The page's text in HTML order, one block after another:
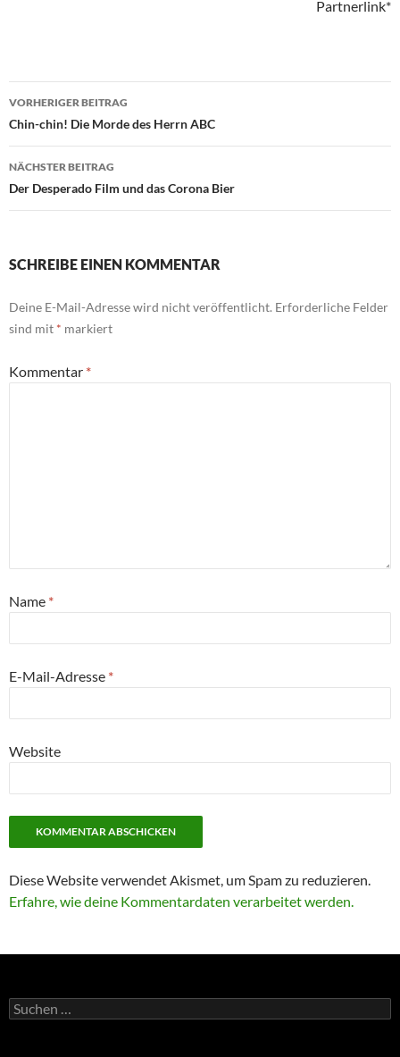
Partnerlink*
Beitragsnavigation
VORHERIGER BEITRAG
Chin-chin! Die Morde des Herrn ABC
NÄCHSTER BEITRAG
Der Desperado Film und das Corona Bier
SCHREIBE EINEN KOMMENTAR
Deine E-Mail-Adresse wird nicht veröffentlicht. Erforderliche Felder
sind mit * markiert
Kommentar *
Name *
E-Mail-Adresse *
Website
Diese Website verwendet Akismet, um Spam zu reduzieren.
Erfahre, wie deine Kommentardaten verarbeitet werden.
Suchen
nach: